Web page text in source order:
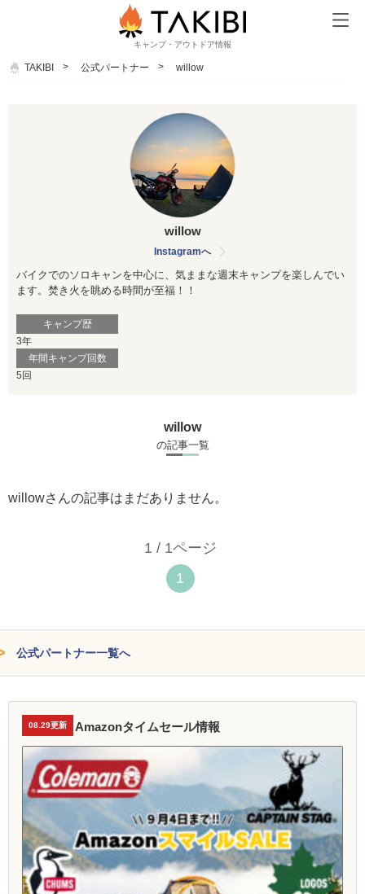
キャンプ・アウトドア情報
TAKIBI 公式パートナー willow
willow
Instagramへ
バイクでのソロキャンを中心に、 気ままな週末キャンプを楽しんでい
ます。 焚き火を眺める時間が至福！！
キャンプ歴
3年
年間キャンプ回数
5回
willow
の記事一覧
willowさんの記事はまだありません。
1 / 1ページ
1
公式パートナー一覧へ
08.29更新 Amazonタイムセール情報